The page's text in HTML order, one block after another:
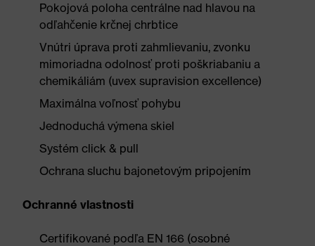
Pokojová poloha centrálne nad hlavou na
odľahčenie krčnej chrbtice
Vnútri úprava proti zahmlievaniu, zvonku
mimoriadna odolnosť proti poškriabaniu a
chemikáliám (uvex supravision excellence)
Maximálna voľnosť pohybu
Jednoduchá výmena skiel
Systém click & pull
Ochrana sluchu bajonetovým pripojením
Ochranné vlastnosti
Certifikované podľa EN 166 (osobné